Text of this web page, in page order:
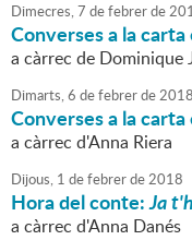
Dimecres,7 defebrerde
Converses a la
a càrrec de Dominique
Dimarts,6 defebrerde2018
Converses a la
a càrrec d'Anna Riera
Dijous, 1 defebrerde2018
Hora del conte:Ja
a càrrec d'Anna Danés